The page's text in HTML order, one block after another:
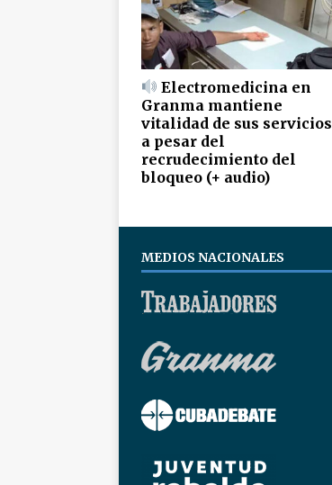
Electromedicina en
Granma mantiene
vitalidad de sus servicios
a pesar del
recrudecimiento del
bloqueo (+ audio)
MEDIOS NACIONALES